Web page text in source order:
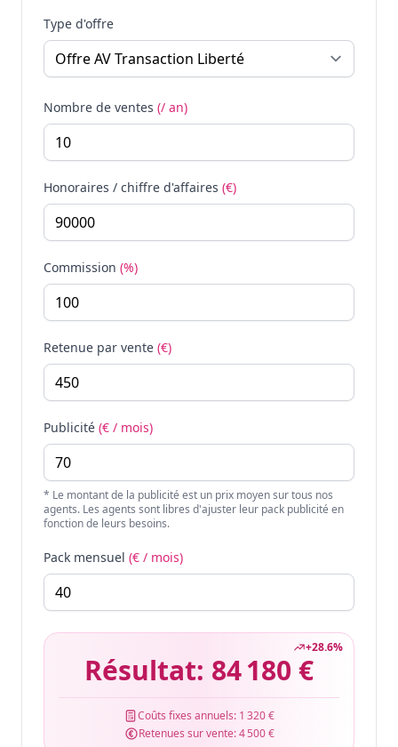
Type d'offre
Nombre de ventes (/ an)
Honoraires / chiffre d'affaires (€)
Commission (%)
Retenue par vente (€)
Publicité (€ / mois)
* Le montant de la publicité est un prix moyen sur tous nos
agents. Les agents sont libres d'ajuster leur pack publicité en
fonction de leurs besoins.
Pack mensuel (€ / mois)
+28.6%
Résultat: 84 180 €
Coûts fixes annuels: 1 320 €
Retenues sur vente:4 500 €